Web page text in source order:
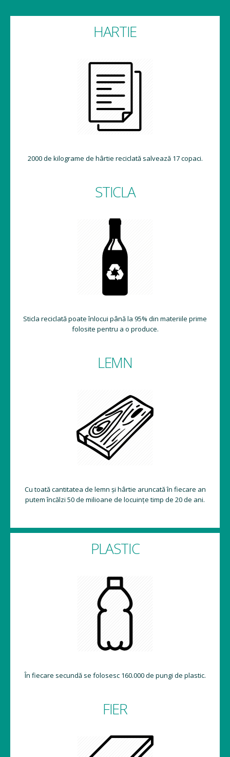
HARTIE
2000 de kilograme de hârtie reciclată salvează 17 copaci.
STICLA
Sticla reciclată poate înlocui până la 95% din materiile prime
folosite pentru a o produce.
LEMN
Cu toată cantitatea de lemn și hârtie aruncată în fiecare an
putem încălzi 50 de milioane de locuințe timp de 20 de ani.
PLASTIC
În fiecare secundă se folosesc 160.000 de pungi de plastic.
FIER